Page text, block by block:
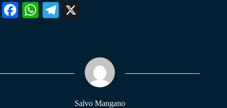
Fa W
pp
Te
m
Salvo Mangano